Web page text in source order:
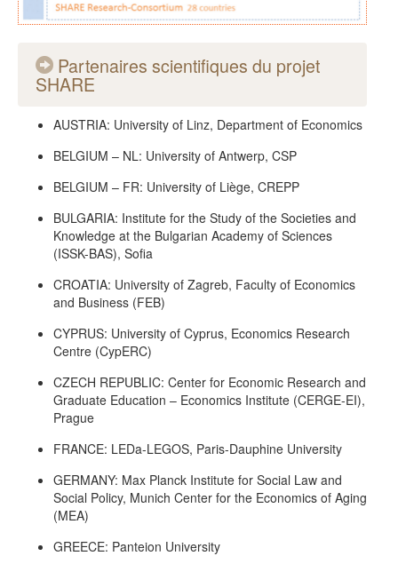
Partenaires scientifiques du projet
SHARE
AUSTRIA: University of Linz, Department of Economics
BELGIUM – NL: University of Antwerp, CSP
BELGIUM – FR: University of Liège, CREPP
BULGARIA: Institute for the Study of the Societies and
Knowledge at the Bulgarian Academy of Sciences
(ISSK-BAS), Sofia
CROATIA: University of Zagreb, Faculty of Economics
and Business (FEB)
CYPRUS: University of Cyprus, Economics Research
Centre (CypERC)
CZECH REPUBLIC: Center for Economic Research and
Graduate Education – Economics Institute (CERGE-EI),
Prague
FRANCE: LEDa-LEGOS, Paris-Dauphine University
GERMANY: Max Planck Institute for Social Law and
Social Policy, Munich Center for the Economics of Aging
(MEA)
GREECE: Panteion University